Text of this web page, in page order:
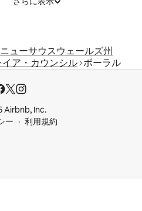
ニューサウスウェールズ州
ア・カウンシル ボーラル
Airbnb, Inc.
ー
利用規約